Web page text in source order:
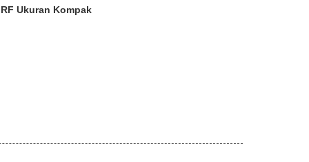
Ukuran Kompak